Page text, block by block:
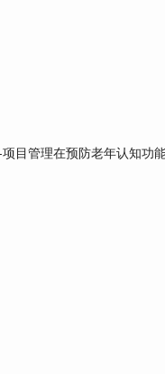
项目管理在预防老年认知功